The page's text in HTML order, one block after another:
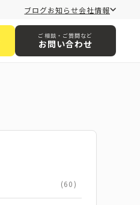
ブログお知らせ会社情報
ご相談・ご質問など
お問い合わせ
(60)